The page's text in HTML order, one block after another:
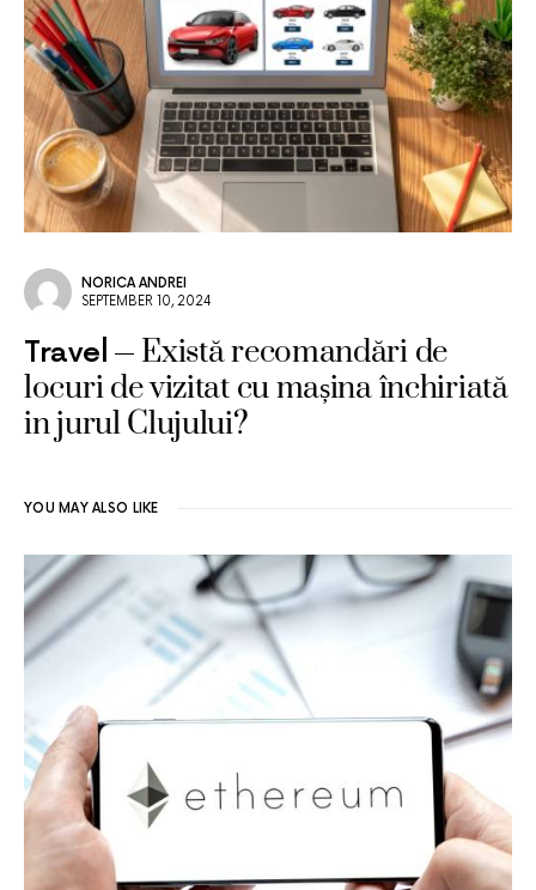
NORICA ANDREI
SEPTEMBER 10, 2024
Travel
Există recomandări de
locuri de vizitat cu mașina închiriată
in jurul Clujului?
YOU MAY ALSO LIKE